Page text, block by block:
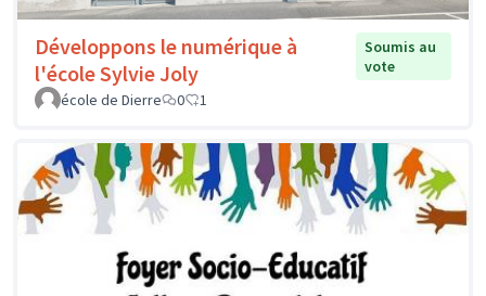
Développons le numérique à
l'école Sylvie Joly
Soumis au
vote
école de Dierre
0 1